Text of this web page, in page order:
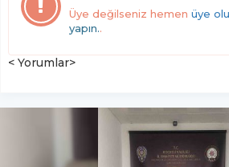
Üye değilseniz hemen üye
yapın..
< Yorumlar>